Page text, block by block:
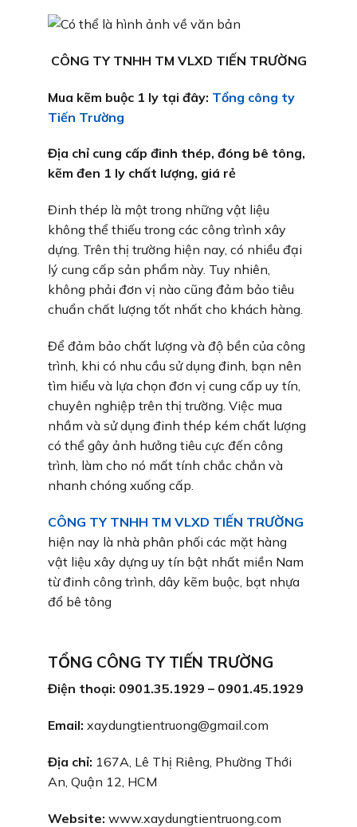
CÔNG TY TNHH TM VLXD TIẾN TRƯỜNG
Mua kẽm buộc 1 ly tại đây: Tổng công ty
Tiến Trường
Địa chỉ cung cấp đinh thép, đóng bê tông,
kẽm đen 1 ly chất lượng, giá rẻ
Đinh thép là một trong những vật liệu
không thể thiếu trong các công trình xây
dựng. Trên thị trường hiện nay, có nhiều đại
lý cung cấp sản phẩm này. Tuy nhiên,
không phải đơn vị nào cũng đảm bảo tiêu
chuẩn chất lượng tốt nhất cho khách hàng.
Để đảm bảo chất lượng và độ bền của công
trình, khi có nhu cầu sử dụng đinh, bạn nên
tìm hiểu và lựa chọn đơn vị cung cấp uy tín,
chuyên nghiệp trên thị trường. Việc mua
nhầm và sử dụng đinh thép kém chất lượng
có thể gây ảnh hưởng tiêu cực đến công
trình, làm cho nó mất tính chắc chắn và
nhanh chóng xuống cấp.
CÔNG TY TNHH TM VLXD TIẾN TRƯỜNG
hiện nay là nhà phân phối các mặt hàng
vật liệu xây dựng uy tín bật nhất miền Nam
từ đinh công trình, dây kẽm buộc, bạt nhựa
đổ bê tông
TỔNG CÔNG TY TIẾN TRƯỜNG
Điện thoại: 0901.35.1929 – 0901.45.1929
Email: xaydungtientruong@gmail.com
Địa chỉ: 167A, Lê Thị Riêng, Phường Thới
An, Quận 12, HCM
Website: www.xaydungtientruong.com